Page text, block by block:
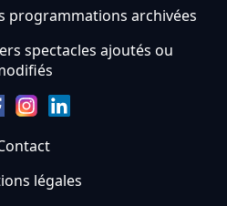
programmations archivées
spectacles ajoutés ou
légales